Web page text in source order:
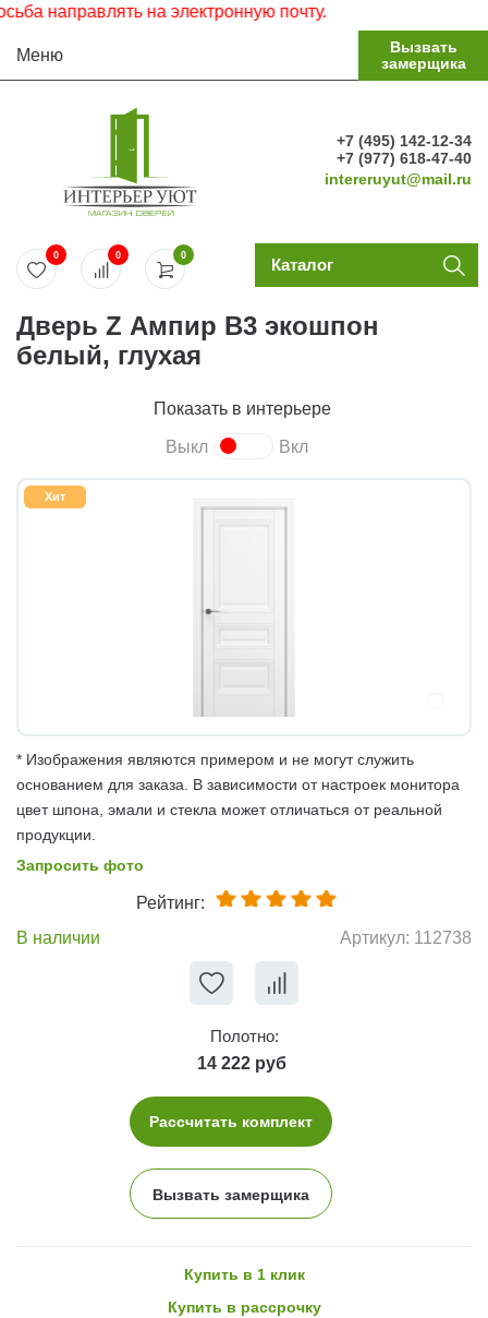
на электронную почту.
Меню
Вызвать
замерщика
+7 (495) 142-12-34
+7 (977) 618-47-40
intereruyut@mail.ru
0
0 0 Каталог
Дверь Z Ампир В3 экошпон
белый, глухая
Показать в интерьере
Выкл Вкл
Хит
* Изображения являются примером и не могут служить
основанием для заказа. В зависимости от настроек монитора
цвет шпона, эмали и стекла может отличаться от реальной
продукции.
Запросить фото
Рейтинг:
В наличии
Артикул: 112738
Полотно:
14 222 руб
Рассчитать комплект
Вызвать замерщика
Купить в 1 клик
Купить в рассрочку